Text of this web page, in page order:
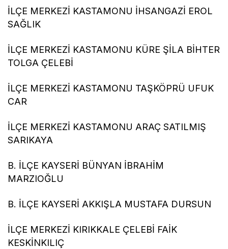
İLÇE MERKEZİ KASTAMONU İHSANGAZİ EROL
SAĞLIK
İLÇE MERKEZİ KASTAMONU KÜRE ŞİLA BİHTER
TOLGA ÇELEBİ
İLÇE MERKEZİ KASTAMONU TAŞKÖPRÜ UFUK
CAR
İLÇE MERKEZİ KASTAMONU ARAÇ SATILMIŞ
SARIKAYA
B. İLÇE KAYSERİ BÜNYAN İBRAHİM
MARZIOĞLU
B. İLÇE KAYSERİ AKKIŞLA MUSTAFA DURSUN
İLÇE MERKEZİ KIRIKKALE ÇELEBİ FAİK
KESKİNKILIÇ